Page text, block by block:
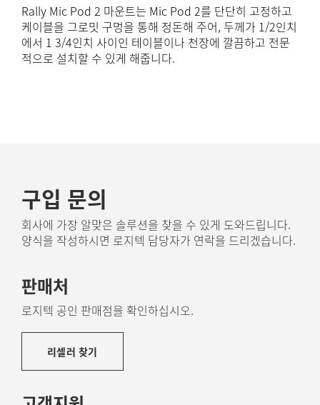
Rally Mic Pod 2 마운트는 Mic Pod 2를 단단히 고정하고
케이블을 그로밋 구멍을 통해 정돈해 주어, 두께가 1/2인치
에서 1 3/4인치 사이인 테이블이나 천장에 깔끔하고 전문
적으로 설치할 수 있게 해줍니다.
구입 문의
회사에 가장 알맞은 솔루션을 찾을 수 있게 도와드립니다.
양식을 작성하시면 로지텍 담당자가 연락을 드리겠습니다.
판매처
로지텍 공인 판매점을 확인하십시오.
리셀러 찾기